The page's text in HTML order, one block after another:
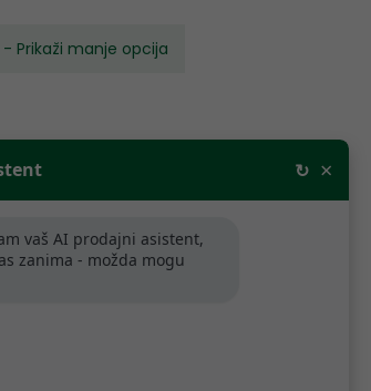
- Prikaži manje opcija
po relevantnosti
↻ ×
vaš AI prodajni asistent,
zanima - možda mogu